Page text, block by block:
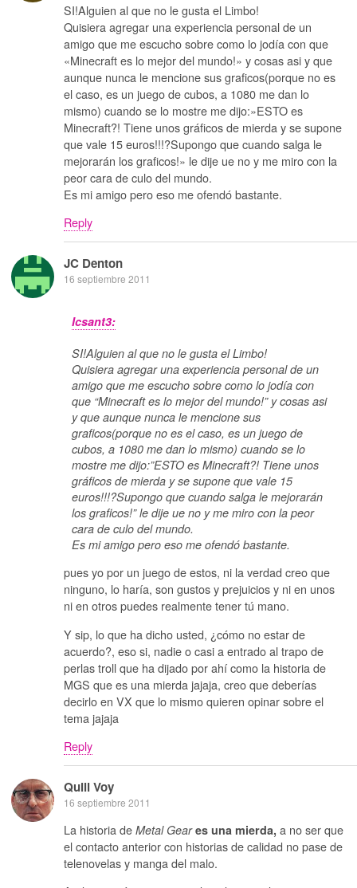
SI!Alguien al que no le gusta el Limbo!
Quisiera agregar una experiencia personal de un
amigo que me escucho sobre como lo jodía con que
«Minecraft es lo mejor del mundo!» y cosas asi y que
aunque nunca le mencione sus graficos(porque no es
el caso, es un juego de cubos, a 1080 me dan lo
mismo) cuando se lo mostre me dijo:»ESTO es
Minecraft?! Tiene unos gráficos de mierda y se supone
que vale 15 euros!!!?Supongo que cuando salga le
mejorarán los graficos!» le dije ue no y me miro con la
peor cara de culo del mundo.
Es mi amigo pero eso me ofendó bastante.
Reply
JC Denton
16 septiembre 2011
Icsant3:
SI!Alguien al que no le gusta el Limbo!
Quisiera agregar una experiencia personal de un
amigo que me escucho sobre como lo jodía con
que “Minecraft es lo mejor del mundo!” y cosas asi
y que aunque nunca le mencione sus
graficos(porque no es el caso, es un juego de
cubos, a 1080 me dan lo mismo) cuando se lo
mostre me dijo:”ESTO es Minecraft?! Tiene unos
gráficos de mierda y se supone que vale 15
euros!!!?Supongo que cuando salga le mejorarán
los graficos!” le dije ue no y me miro con la peor
cara de culo del mundo.
Es mi amigo pero eso me ofendó bastante.
pues yo por un juego de estos, ni la verdad creo que
ninguno, lo haría, son gustos y prejuicios y ni en unos
ni en otros puedes realmente tener tú mano.
Y sip, lo que ha dicho usted, ¿cómo no estar de
acuerdo?, eso si, nadie o casi a entrado al trapo de
perlas troll que ha dijado por ahí como la historia de
MGS que es una mierda jajaja, creo que deberías
decirlo en VX que lo mismo quieren opinar sobre el
tema jajaja
Reply
Quill Voy
16 septiembre 2011
La historia de Metal Gear es una mierda, a no ser que
el contacto anterior con historias de calidad no pase de
telenovelas y manga del malo.